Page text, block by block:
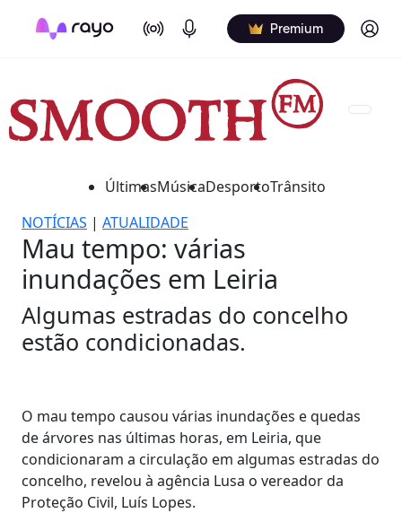
On Air Podcasts Premium Log in
ÚltimasMúsicaDesportoTrânsito
NOTÍCIAS | ATUALIDADE
Mau tempo: várias
inundações em Leiria
Algumas estradas do concelho
estão condicionadas.
O mau tempo causou várias inundações e quedas
de árvores nas últimas horas, em Leiria, que
condicionaram a circulação em algumas estradas do
concelho, revelou à agência Lusa o vereador da
Proteção Civil, Luís Lopes.